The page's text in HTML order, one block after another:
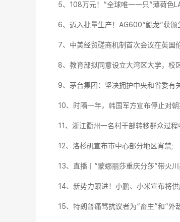
5、108万元！“全球唯一一只”薄荷色
6、迈入批量生产！AG600“鲲龙”获颁
7、中美经贸磋商机制首次会议在英国
8、教育部拟同意设立大湾区大学，校
9、茅台集团：坚决拥护中央和省委有
10、时隔一年，韩国军方宣布停止对
11、浙江衢州一名村干部转移群众过程
12、洛杉矶宣布市中心部分地区宵禁;
13、直播丨“蒙娜丽莎重庆分莎”带火
14、新势力跟进！小鹏、小米宣布将
15、特朗普痛骂抗议者为“畜生”和“外